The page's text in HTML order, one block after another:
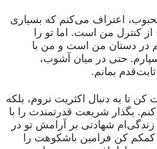
اعتراف می‌کنم که بسیاری
از کنترل من است. اما تو را
در دستان من است و من با
حتی در میان آشوب،
بمانم.
کن تا به دنبال اکثریت نروم، بلکه
بگذار شریعت قدرتمندت را با
شهادتی بر آرامش تو در
کمکم کن فرامین باشکوهت را